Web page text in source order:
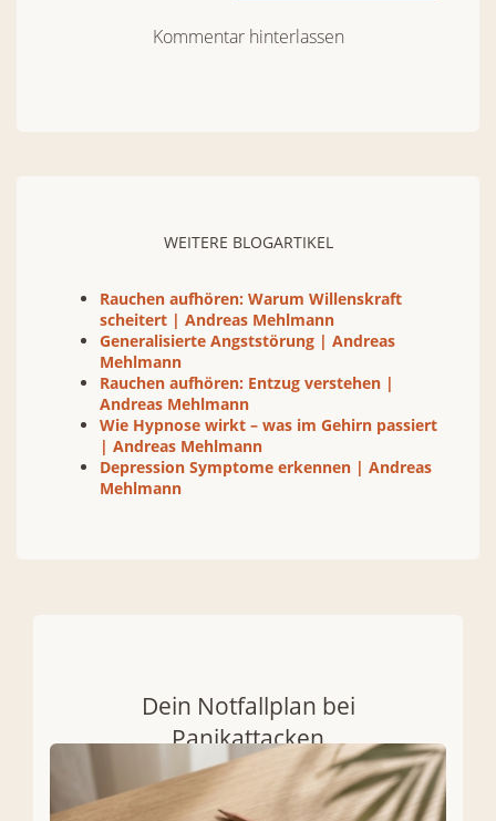
Kommentar hinterlassen
WEITERE BLOGARTIKEL
Rauchen aufhören: Warum Willenskraft
scheitert | Andreas Mehlmann
Generalisierte Angststörung | Andreas
Mehlmann
Rauchen aufhören: Entzug verstehen |
Andreas Mehlmann
Wie Hypnose wirkt – was im Gehirn passiert
| Andreas Mehlmann
Depression Symptome erkennen | Andreas
Mehlmann
Dein Notfallplan bei
Panikattacken
Frei von Panik - Das Mehlmann - Prinzip